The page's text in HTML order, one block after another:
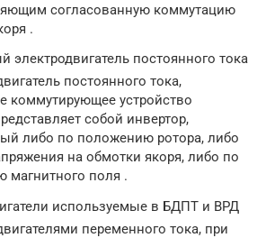
согласованную коммутацию
.
электродвигатель постоянного тока
постоянного тока,
коммутирующее устройство
собой инвертор,
либо по положению ротора, либо
на обмотки якоря, либо по
магнитного поля .
используемые в БДПТ и ВРД
переменного тока, при